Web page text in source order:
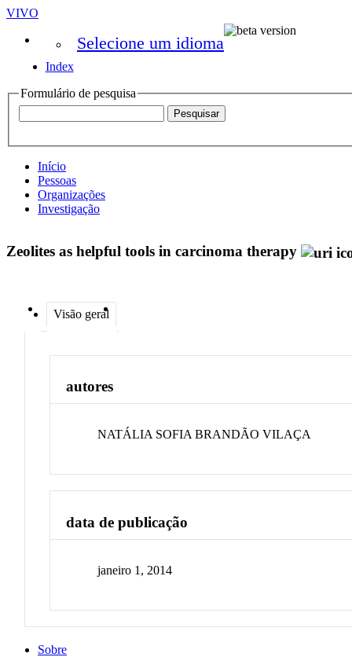
VIVO
Selecione um idioma
Index
Formulário de pesquisa
Início
Pessoas
Organizações
Investigação
Zeolites as helpful tools in carcinoma therapy
Visão geral
autores
NATÁLIA SOFIA BRANDÃO VILAÇA
data de publicação
janeiro 1, 2014
Sobre